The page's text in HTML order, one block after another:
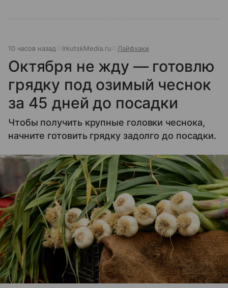
10 часов назад IrkutskMedia.ru Лайфхаки
Октября не жду — готовлю
грядку под озимый чеснок
за 45 дней до посадки
Чтобы получить крупные головки чеснока,
начните готовить грядку задолго до посадки.